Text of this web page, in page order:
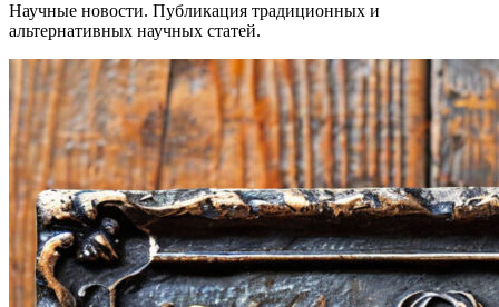
Научные новости. Публикация традиционных и
альтернативных научных статей.